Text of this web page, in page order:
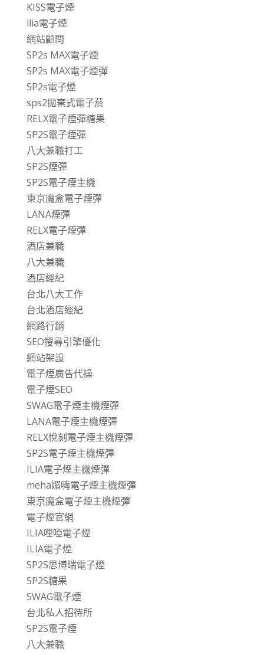
KISS電子煙
ilia電子煙
網站顧問
SP2s MAX電子煙
SP2s MAX電子煙彈
SP2s電子煙
sps2拋棄式電子菸
RELX電子煙彈糖果
SP2S電子煙彈
八大兼職打工
SP2S煙彈
SP2S電子煙主機
東京魔盒電子煙彈
LANA煙彈
RELX電子煙彈
酒店兼職
八大兼職
酒店經紀
台北八大工作
台北酒店經紀
網路行銷
SEO搜尋引擎優化
網站架設
電子煙廣告代操
電子煙SEO
SWAG電子煙主機煙彈
LANA電子煙主機煙彈
RELX悅刻電子煙主機煙彈
SP2S電子煙主機煙彈
ILIA電子煙主機煙彈
meha媚嗨電子煙主機煙彈
東京魔盒電子煙主機煙彈
電子煙官網
ILIA哩啞電子煙
ILIA電子煙
SP2S思博瑞電子煙
SP2S糖果
SWAG電子煙
台北私人招待所
SP2S電子煙
八大兼職